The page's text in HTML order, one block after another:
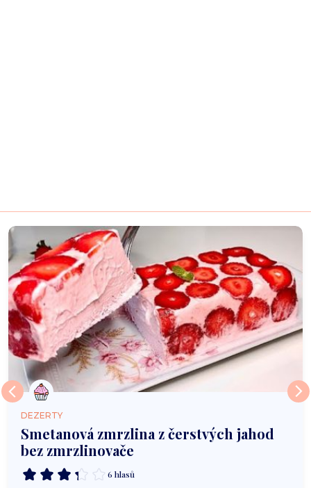
DEZERTY
Smetanová zmrzlina z čerstvých jahod
bez zmrzlinovače
6 hlasů